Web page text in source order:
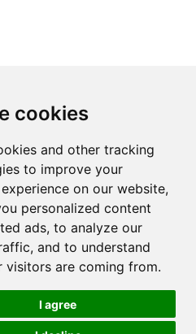
cookies
and other tracking
to improve your
on our website,
personalized content
ads, to analyze our
and to understand
visitors are coming from.
I agree